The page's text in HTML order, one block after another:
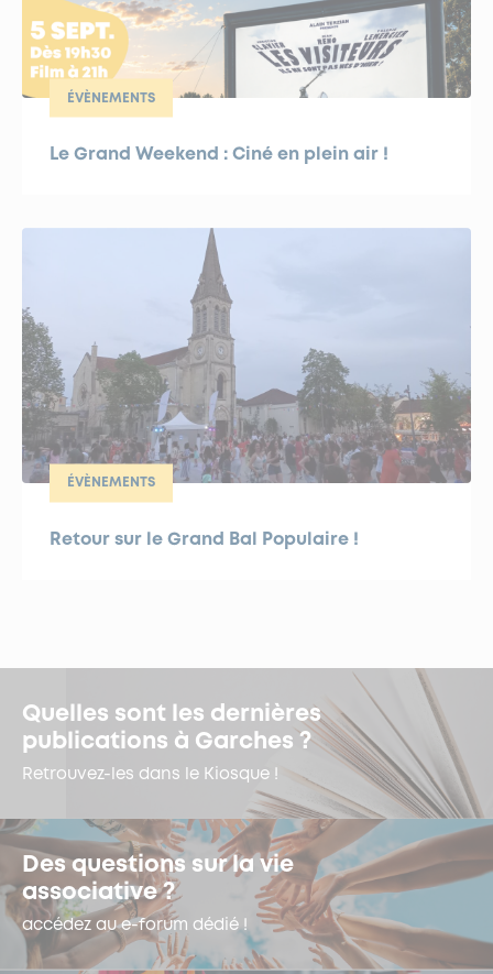
ÉVÈNEMENTS
Le Grand Weekend : Ciné en plein air !
ÉVÈNEMENTS
Retour sur le Grand Bal Populaire !
Quelles sont les dernières
publications à Garches ?
Retrouvez-les dans le Kiosque !
Des questions sur la vie
associative ?
accédez au e-forum dédié !